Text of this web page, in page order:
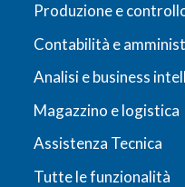
Produzione e
Contabilità e
Analisi e business
Magazzino e logistica
Assistenza Tecnica
Tutte le funzionalità